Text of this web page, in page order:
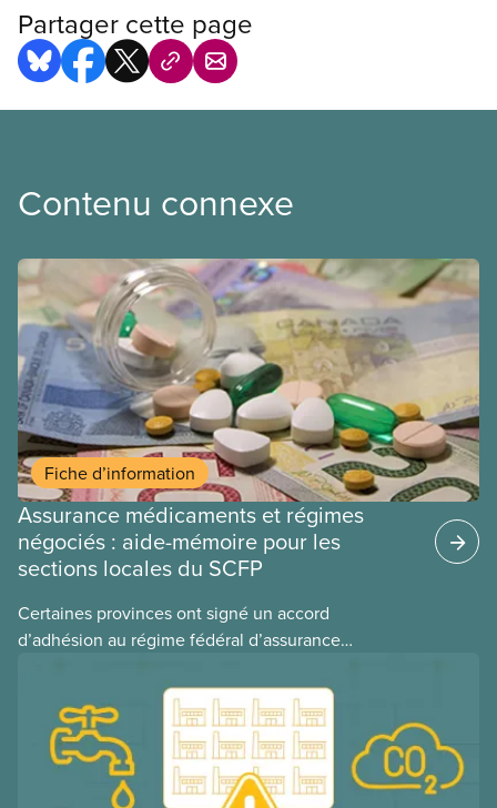
Partager cette page
Contenu connexe
Fiche d’information
Assurance médicaments et régimes
négociés : aide-mémoire pour les
sections locales du SCFP
Certaines provinces ont signé un accord
d’adhésion au régime fédéral d’assurance
ces provinces s’interrogent sur l’incidence que ce
régime pourrait avoir sur leurs avantages
sociaux actuels.